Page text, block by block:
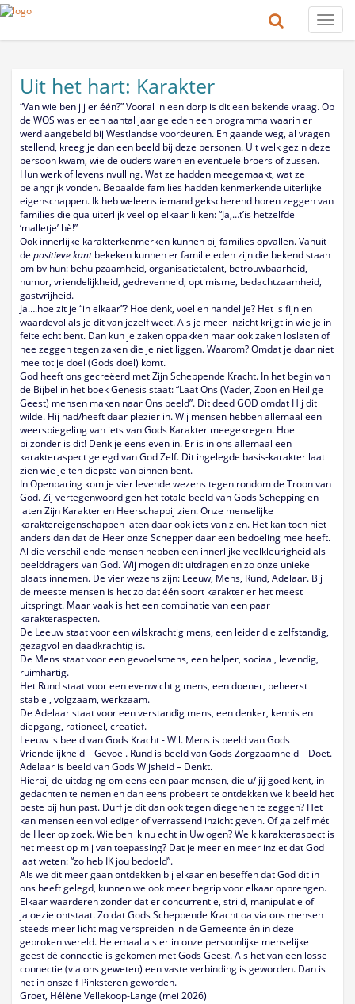
Toggle
Uit het hart: Karakter
“Van wie ben jij er één?” Vooral in een dorp is dit een bekende vraag. Op
de WOS was er een aantal jaar geleden een programma waarin er
werd aangebeld bij Westlandse voordeuren. En gaande weg, al vragen
stellend, kreeg je dan een beeld bij deze personen. Uit welk gezin deze
persoon kwam, wie de ouders waren en eventuele broers of zussen.
Hun werk of levensinvulling. Wat ze hadden meegemaakt, wat ze
belangrijk vonden. Bepaalde families hadden kenmerkende uiterlijke
eigenschappen. Ik heb weleens iemand gekscherend horen zeggen van
families die qua uiterlijk veel op elkaar lijken: “Ja,…t’is hetzelfde
‘malletje’ hè!”
Ook innerlijke karakterkenmerken kunnen bij families opvallen. Vanuit
depositieve kantbekeken kunnen er familieleden zijn die bekend staan
om bv hun: behulpzaamheid, organisatietalent, betrouwbaarheid,
humor, vriendelijkheid, gedrevenheid, optimisme, bedachtzaamheid,
gastvrijheid.
Ja….hoe zit je “in elkaar”? Hoe denk, voel en handel je? Het is fijn en
waardevol als je dit van jezelf weet. Als je meer inzicht krijgt in wie je in
feite echt bent. Dan kun je zaken oppakken maar ook zaken loslaten of
nee zeggen tegen zaken die je niet liggen. Waarom? Omdat je daar niet
mee tot je doel (Gods doel) komt.
God heeft ons gecreëerd met Zijn Scheppende Kracht. In het begin van
de Bijbel in het boek Genesis staat: “Laat Ons (Vader, Zoon en Heilige
Geest) mensen maken naar Ons beeld”. Dit deed GOD omdat Hij dit
wilde. Hij had/heeft daar plezier in. Wij mensen hebben allemaal een
weerspiegeling van iets van Gods Karakter meegekregen. Hoe
bijzonder is dit! Denk je eens even in. Er is in ons allemaal een
karakteraspect gelegd van God Zelf. Dit ingelegde basis-karakter laat
zien wie je ten diepste van binnen bent.
In Openbaring kom je vier levende wezens tegen rondom de Troon van
God. Zij vertegenwoordigen het totale beeld van Gods Schepping en
laten Zijn Karakter en Heerschappij zien. Onze menselijke
karaktereigenschappen laten daar ook iets van zien. Het kan toch niet
anders dan dat de Heer onze Schepper daar een bedoeling mee heeft.
Al die verschillende mensen hebben een innerlijke veelkleurigheid als
beelddragers van God. Wij mogen dit uitdragen en zo onze unieke
plaats innemen. De vier wezens zijn: Leeuw, Mens, Rund, Adelaar. Bij
de meeste mensen is het zo dat één soort karakter er het meest
uitspringt. Maar vaak is het een combinatie van een paar
karakteraspecten.
De Leeuw staat voor een wilskrachtig mens, een leider die zelfstandig,
gezagvol en daadkrachtig is.
De Mens staat voor een gevoelsmens, een helper, sociaal, levendig,
ruimhartig.
Het Rund staat voor een evenwichtig mens, een doener, beheerst
stabiel, volgzaam, werkzaam.
De Adelaar staat voor een verstandig mens, een denker, kennis en
diepgang, rationeel, creatief.
Leeuw is beeld van Gods Kracht - Wil. Mens is beeld van Gods
Vriendelijkheid – Gevoel. Rund is beeld van Gods Zorgzaamheid – Doet.
Adelaar is beeld van Gods Wijsheid – Denkt.
Hierbij de uitdaging om eens een paar mensen, die u/ jij goed kent, in
gedachten te nemen en dan eens probeert te ontdekken welk beeld het
beste bij hun past. Durf je dit dan ook tegen diegenen te zeggen? Het
kan mensen een vollediger of verrassend inzicht geven. Of ga zelf mét
de Heer op zoek. Wie ben ik nu echt in Uw ogen? Welk karakteraspect is
het meest op mij van toepassing? Dat je meer en meer inziet dat God
laat weten: “zo heb IK jou bedoeld”.
Als we dit meer gaan ontdekken bij elkaar en beseffen dat God dit in
ons heeft gelegd, kunnen we ook meer begrip voor elkaar opbrengen.
Elkaar waarderen zonder dat er concurrentie, strijd, manipulatie of
jaloezie ontstaat. Zo dat Gods Scheppende Kracht oa via ons mensen
steeds meer licht mag verspreiden in de Gemeente én in deze
gebroken wereld. Helemaal als er in onze persoonlijke menselijke
geest dé connectie is gekomen met Gods Geest. Als het van een losse
connectie (via ons geweten) een vaste verbinding is geworden. Dan is
het in onszelf Pinksteren geworden.
Groet, Hélène Vellekoop-Lange (mei 2026)